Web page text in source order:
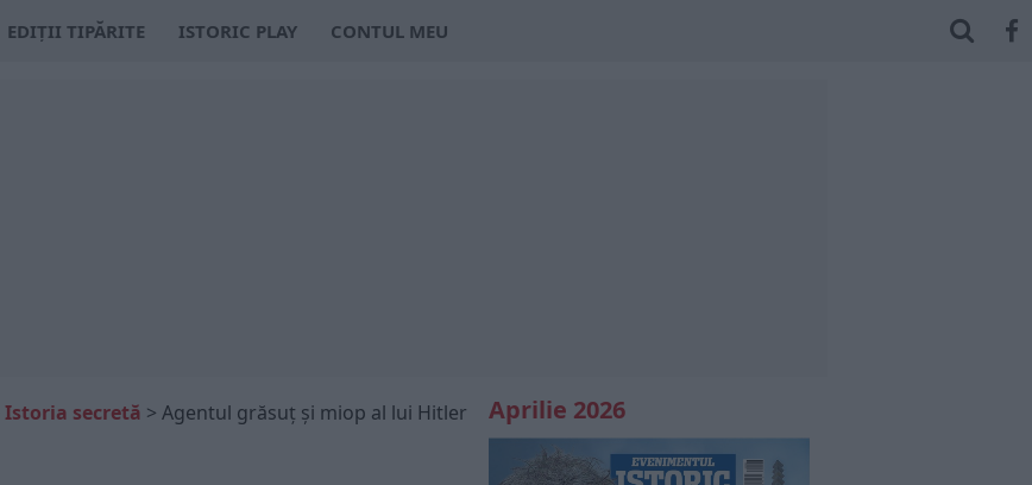
EDIȚII TIPĂRITE ISTORIC PLAY CONTUL MEU
Istoria secretă > Agentul grăsuț și miop al lui Hitler
Aprilie 2026